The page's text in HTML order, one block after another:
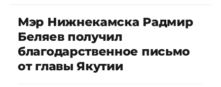
Мэр Нижнекамска Радмир
Беляев получил
благодарственное письмо
от главы Якутии